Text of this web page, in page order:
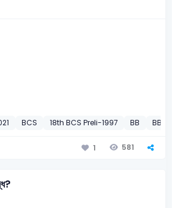
BCS 18th BCS Preli-1997 BB BB
1 581